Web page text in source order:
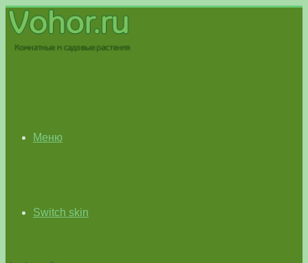
Меню
Switch skin